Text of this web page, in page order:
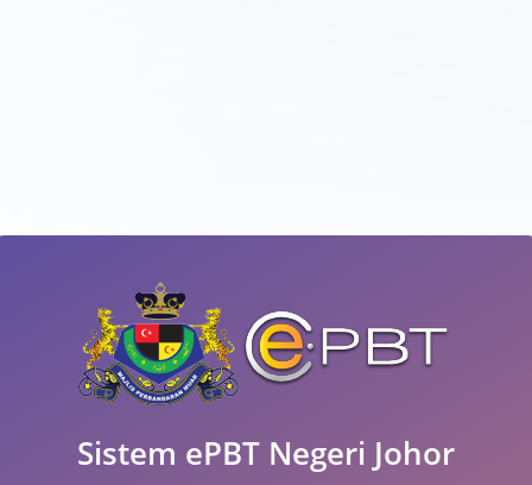
Sistem ePBT Negeri Johor